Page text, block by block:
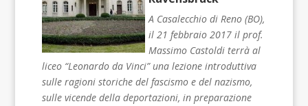
A Casalecchio di Reno (BO),
il 21 febbraio 2017 il prof.
Massimo Castoldi terrà al
liceo “Leonardo da Vinci” una lezione introduttiva
sulle ragioni storiche del fascismo e del nazismo,
sulle vicende della deportazioni, in preparazione